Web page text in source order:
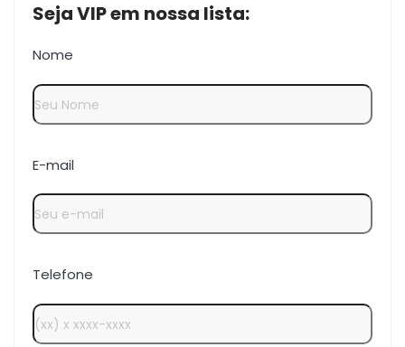
Seja VIP em nossa lista:
Nome
E-mail
Telefone